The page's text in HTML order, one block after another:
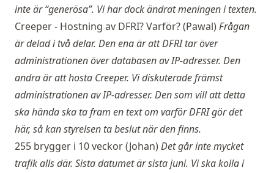
inte är “generösa”. Vi har dock ändrat meningen i texten.
Creeper - Hostning av DFRI? Varför? (Pawal)Frågan
är delad i två delar. Den ena är att DFRI tar över
administrationen över databasen av IP-adresser. Den
andra är att hosta Creeper. Vi diskuterade främst
administrationen av IP-adresser. Den som vill att detta
ska hända ska ta fram en text om varför DFRI gör det
här, så kan styrelsen ta beslut när den finns.
255 brygger i 10 veckor (Johan)Det går inte mycket
trafik alls där. Sista datumet är sista juni. Vi ska kolla i